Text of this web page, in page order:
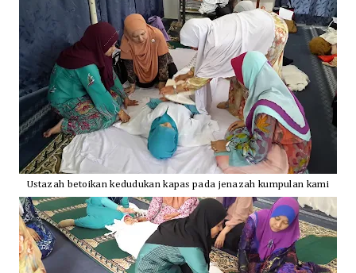
Ustazah betoikan kedudukan kapas pada jenazah kumpulan kami